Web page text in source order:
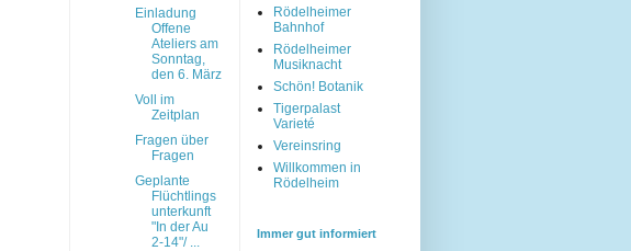
Einladung
Offene
Ateliers am
Sonntag,
den 6. März
Voll im
Zeitplan
Fragen über
Fragen
Geplante
Flüchtlings
unterkunft
"In der Au
2-14"/ ...
Rödelheimer
Bahnhof
Rödelheimer
Musiknacht
Schön! Botanik
Tigerpalast
Varieté
Vereinsring
Willkommen in
Rödelheim
Immer gut informiert